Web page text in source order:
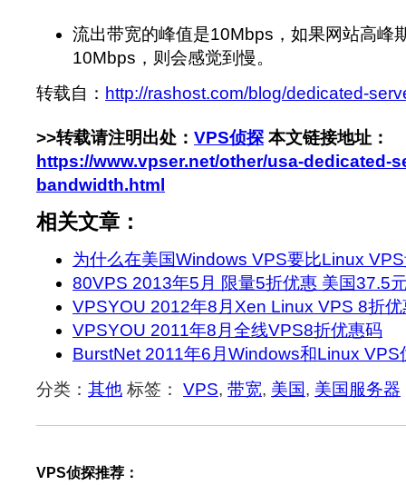
流出带宽的峰值是10Mbps，如果网站高峰
10Mbps，则会感觉到慢。
转载自： http://rashost.com/blog/dedicated-
>>转载请注明出处： VPS侦探 本文链接地址：
https://www.vpser.net/other/usa-dedicated-
bandwidth.html
相关文章：
为什么在美国Windows VPS要比Linux
80VPS 2013年5月 限量5折优惠 美国37.5
VPSYOU 2012年8月Xen Linux VPS 8折优
VPSYOU 2011年8月全线VPS8折优惠码
BurstNet 2011年6月Windows和Linux VPS
分类： 其他 标签： VPS, 带宽, 美国, 美国服务器
VPS侦探推荐：